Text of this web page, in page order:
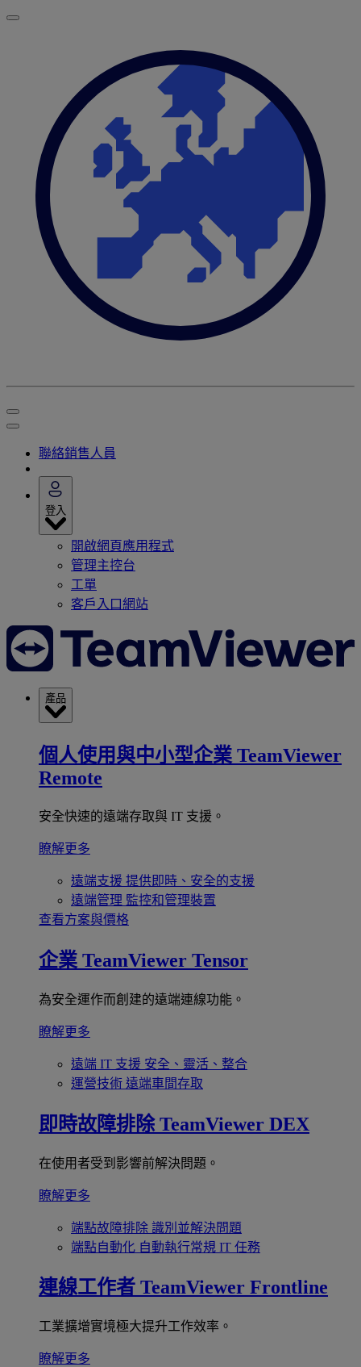
聯絡銷售人員
登入
開啟網頁應用程式
管理主控台
工單
客戶入口網站
產品
個人使用與中小型企業 TeamViewer
Remote
安全快速的遠端存取與 IT 支援。
瞭解更多
遠端支援 提供即時、安全的支援
遠端管理 監控和管理裝置
查看方案與價格
企業 TeamViewer Tensor
為安全運作而創建的遠端連線功能。
瞭解更多
遠端 IT 支援 安全、靈活、整合
運營技術 遠端車間存取
即時故障排除 TeamViewer DEX
在使用者受到影響前解決問題。
瞭解更多
端點故障排除 識別並解決問題
端點自動化 自動執行常規 IT 任務
連線工作者 TeamViewer Frontline
工業擴增實境極大提升工作效率。
瞭解更多